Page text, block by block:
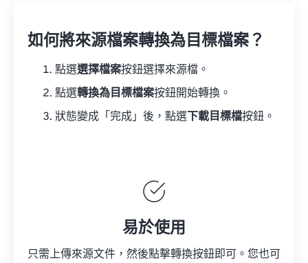
如何將來源檔案轉換為目標檔案？
點選選擇檔案按鈕選擇來源檔。
點選轉換為目標檔案按鈕開始轉換。
狀態變成「完成」後，點選 下載目標檔按鈕。
易於使用
只需上傳來源文件，然後點擊轉換按鈕即可。您也可